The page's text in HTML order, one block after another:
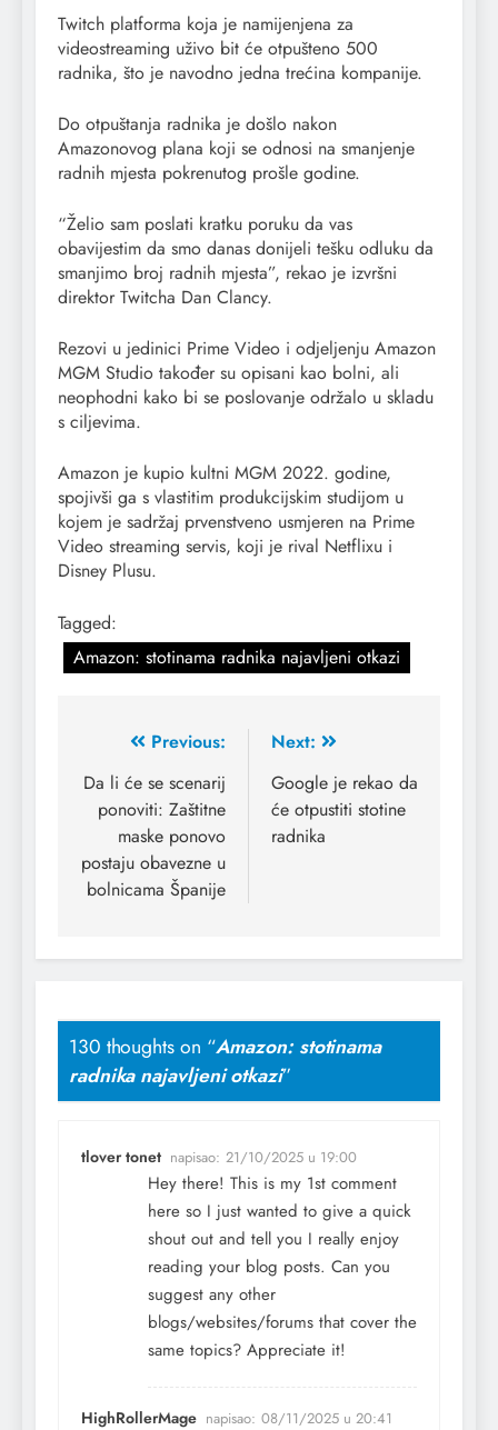
Twitch platforma koja je namijenjena za
videostreaming uživo bit će otpušteno 500
radnika, što je navodno jedna trećina kompanije.
Do otpuštanja radnika je došlo nakon
Amazonovog plana koji se odnosi na smanjenje
radnih mjesta pokrenutog prošle godine.
“Želio sam poslati kratku poruku da vas
obavijestim da smo danas donijeli tešku odluku da
smanjimo broj radnih mjesta”, rekao je izvršni
direktor Twitcha Dan Clancy.
Rezovi u jedinici Prime Video i odjeljenju Amazon
MGM Studio također su opisani kao bolni, ali
neophodni kako bi se poslovanje održalo u skladu
s ciljevima.
Amazon je kupio kultni MGM 2022. godine,
spojivši ga s vlastitim produkcijskim studijom u
kojem je sadržaj prvenstveno usmjeren na Prime
Video streaming servis, koji je rival Netflixu i
Disney Plusu.
Tagged:
Amazon: stotinama radnika najavljeni otkazi
Previous:
Da li će se scenarij
ponoviti: Zaštitne
maske ponovo
postaju obavezne u
bolnicama Španije
Next:
Google je rekao da
će otpustiti stotine
radnika
130 thoughts on “Amazon: stotinama
radnika najavljeni otkazi”
tlover tonet napisao: 21/10/2025 u 19:00
Hey there! This is my 1st comment
here so I just wanted to give a quick
shout out and tell you I really enjoy
reading your blog posts. Can you
suggest any other
blogs/websites/forums that cover the
same topics? Appreciate it!
HighRollerMage napisao: 08/11/2025 u 20:41